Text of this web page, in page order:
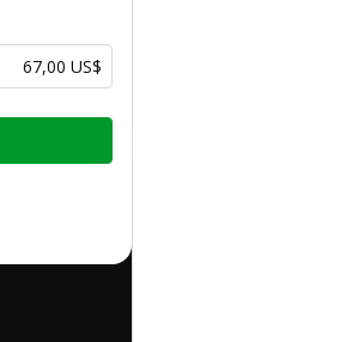
67,00 US$